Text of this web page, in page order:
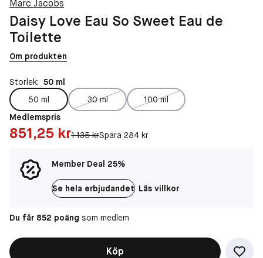
Marc Jacobs
Daisy Love Eau So Sweet Eau de
Toilette
Om produkten
Storlek: 50 ml
50 ml
30 ml
100 ml
Medlemspris
Pris: 851,25 kr
851,25 krOriginal pris:
1 135 krSpara 284 kr
Member Deal 25%
Se hela erbjudandet Läs villkor
Du får 852 poäng som medlem
Köp